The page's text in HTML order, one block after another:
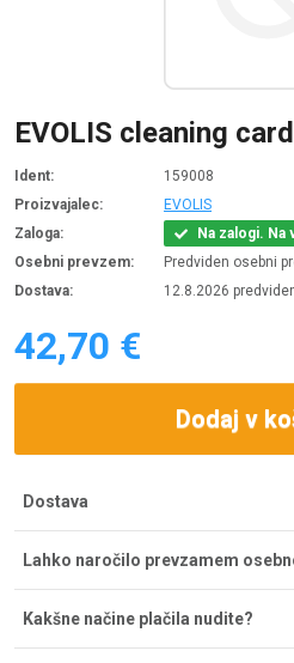
EVOLIS cleaning
Ident:
159008
Proizvajalec:
EVOLIS
Zaloga:
Na zalogi.
Osebni prevzem:
Predviden osebni
Dostava:
12.8.2026
42,70 €
Dodaj v
Dostava
zneskom je dostava brezplačna.
skladišča lahko dostavo
Lahko naročilo prevzamem
Comtron, d.o.o. na Tržaški cesti
mesto je odprto od ponedeljka do
Kakšne načine plačila nudite?